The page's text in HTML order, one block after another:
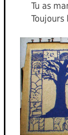
Tu as